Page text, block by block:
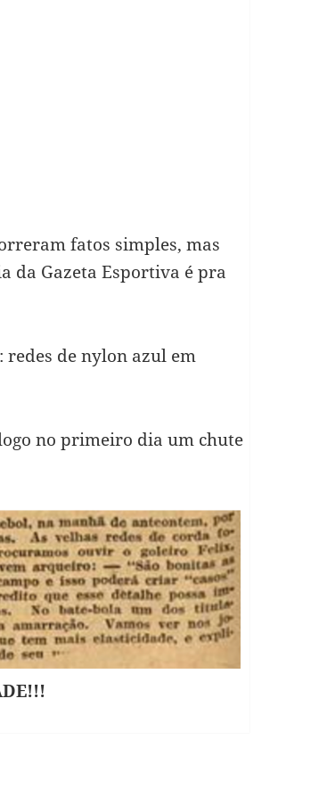
fatos simples, mas
da Gazeta Esportiva é pra
de nylon azul em
no primeiro dia um chute